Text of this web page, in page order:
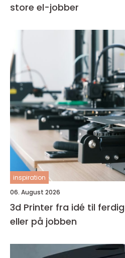
store el-jobber
inspiration
06. August 2026
3d Printer fra idé til ferdig produkt hjemme
eller på jobben